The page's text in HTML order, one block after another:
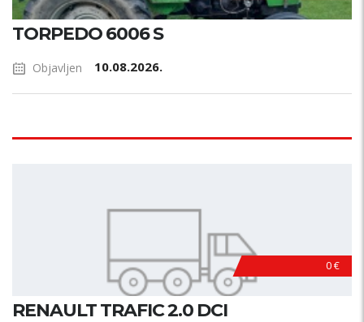
TORPEDO 6006 S
Objavljen 10.08.2026.
0 €
RENAULT TRAFIC 2.0 DCI